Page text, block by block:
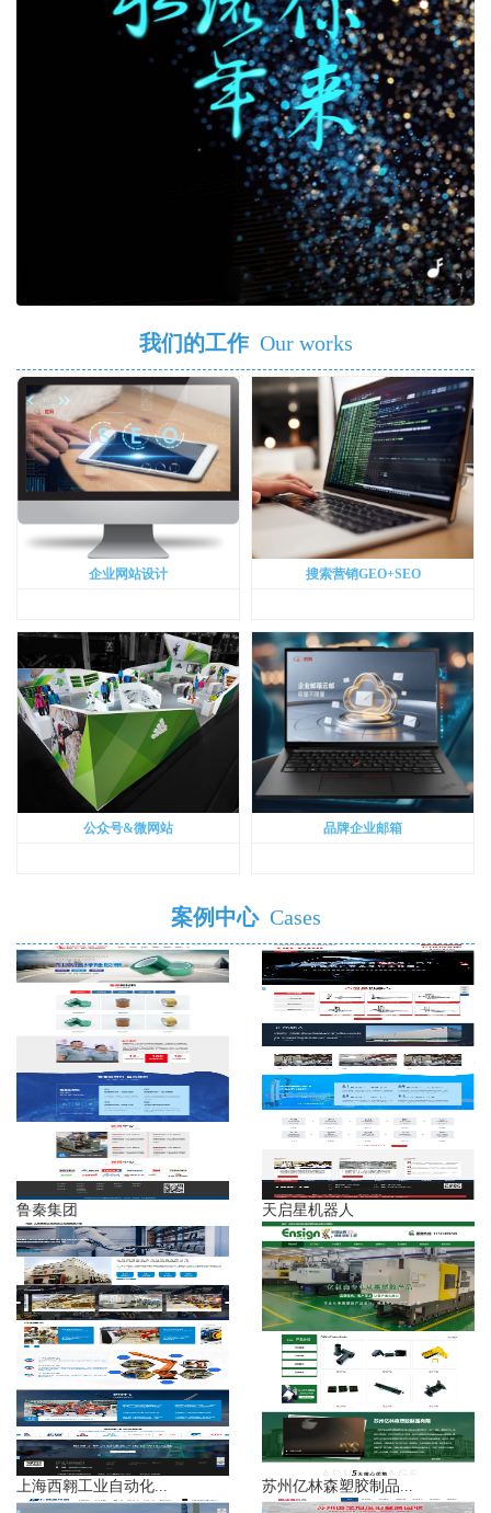
我们的工作 Our works
企业网站设计 搜索营销GEO+SEO
公众号&微网站 品牌企业邮箱
案例中心 Cases
鲁秦集团 天启星机器人
上海西翱工业自动化... 苏州亿林森塑胶制品...